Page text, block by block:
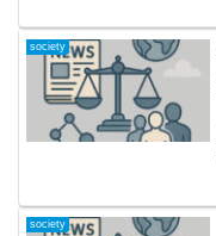
society
society